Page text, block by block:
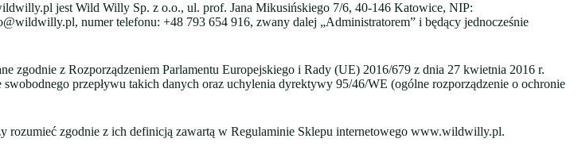
jest Wild Willy Sp. z o.o., ul. prof. Jana Mikusińskiego 7/6, 40-146 Katowice, NIP:
numer telefonu: +48 793 654 916, zwany dalej „Administratorem” i będący jednocześnie
zgodnie z Rozporządzeniem Parlamentu Europejskiego i Rady (UE) 2016/679 z dnia 27 kwietnia 2016 r.
przepływu takich danych oraz uchylenia dyrektywy 95/46/WE (ogólne rozporządzenie o ochronie
zgodnie z ich definicją zawartą w Regulaminie Sklepu internetowego www.wildwilly.pl.